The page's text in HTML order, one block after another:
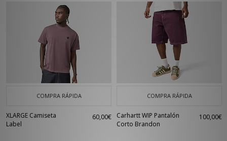
COMPRA RÁPIDA
XLARGE Camiseta
Label
60,00€
COMPRA RÁPIDA
Carhartt WIP Pantalón
Corto Brandon
100,00€